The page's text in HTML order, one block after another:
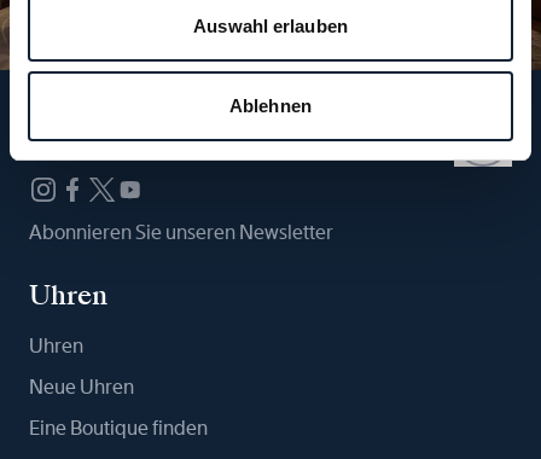
Auswahl erlauben
Ablehnen
Folgen Sie uns
Abonnieren Sie unseren Newsletter
Uhren
Uhren
Neue Uhren
Eine Boutique finden